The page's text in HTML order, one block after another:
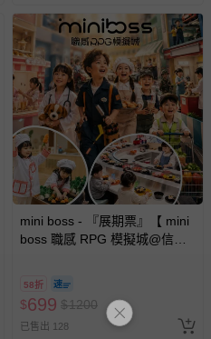
代購，遇缺貨即會通知媽咪並協
誤原因，導致無法安排出貨，
單取消事宜，並將提供適當補
mini boss - 『展期票』【 mini
boss 職感 RPG 模擬城@信義
券，於展期現場憑訂單編號兌
換，依現場梯次安排入場，逾
期作廢) (兒童票(2歲以上)贈一
名陪伴成人)
58折
$699 $1200
已售出 128